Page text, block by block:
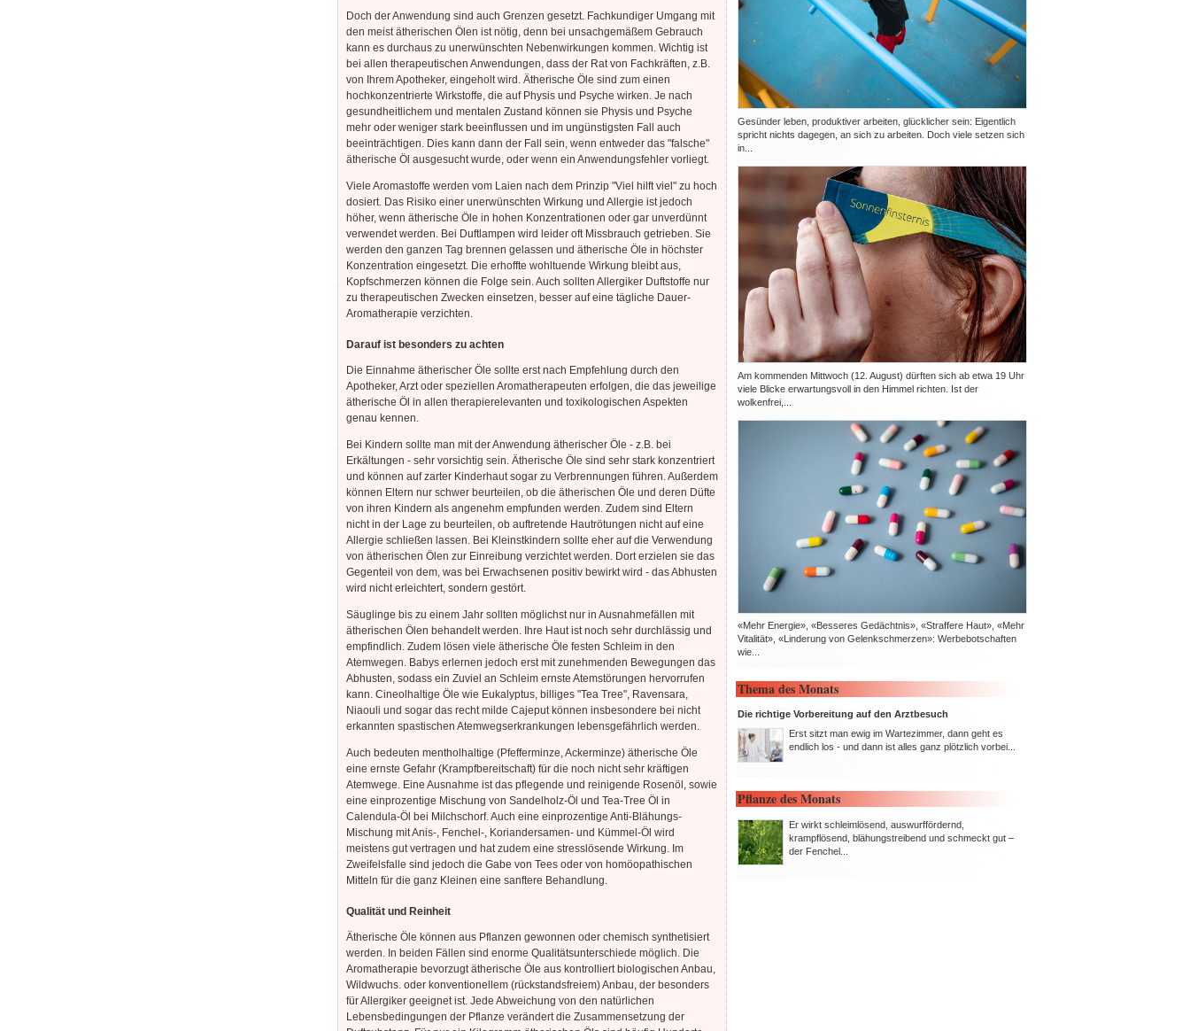
Doch der Anwendung sind auch Grenzen gesetzt. Fachkundiger Umgang mit
den meist ätherischen Ölen ist nötig, denn bei unsachgemäßem Gebrauch
kann es durchaus zu unerwünschten Nebenwirkungen kommen. Wichtig ist
bei allen therapeutischen Anwendungen, dass der Rat von Fachkräften, z.B.
von Ihrem Apotheker, eingeholt wird. Ätherische Öle sind zum einen
hochkonzentrierte Wirkstoffe, die auf Physis und Psyche wirken. Je nach
gesundheitlichem und mentalen Zustand können sie Physis und Psyche
mehr oder weniger stark beeinflussen und im ungünstigsten Fall auch
beeinträchtigen. Dies kann dann der Fall sein, wenn entweder das "falsche"
ätherische Öl ausgesucht wurde, oder wenn ein Anwendungsfehler vorliegt.
Viele Aromastoffe werden vom Laien nach dem Prinzip "Viel hilft viel" zu hoch
dosiert. Das Risiko einer unerwünschten Wirkung und Allergie ist jedoch
höher, wenn ätherische Öle in hohen Konzentrationen oder gar unverdünnt
verwendet werden. Bei Duftlampen wird leider oft Missbrauch getrieben. Sie
werden den ganzen Tag brennen gelassen und ätherische Öle in höchster
Konzentration eingesetzt. Die erhoffte wohltuende Wirkung bleibt aus,
Kopfschmerzen können die Folge sein. Auch sollten Allergiker Duftstoffe nur
zu therapeutischen Zwecken einsetzen, besser auf eine tägliche Dauer-
Aromatherapie verzichten.
Darauf ist besonders zu achten
Die Einnahme ätherischer Öle sollte erst nach Empfehlung durch den
Apotheker, Arzt oder speziellen Aromatherapeuten erfolgen, die das jeweilige
ätherische Öl in allen therapierelevanten und toxikologischen Aspekten
genau kennen.
Bei Kindern sollte man mit der Anwendung ätherischer Öle - z.B. bei
Erkältungen - sehr vorsichtig sein. Ätherische Öle sind sehr stark konzentriert
und können auf zarter Kinderhaut sogar zu Verbrennungen führen. Außerdem
können Eltern nur schwer beurteilen, ob die ätherischen Öle und deren Düfte
von ihren Kindern als angenehm empfunden werden. Zudem sind Eltern
nicht in der Lage zu beurteilen, ob auftretende Hautrötungen nicht auf eine
Allergie schließen lassen. Bei Kleinstkindern sollte eher auf die Verwendung
von ätherischen Ölen zur Einreibung verzichtet werden. Dort erzielen sie das
Gegenteil von dem, was bei Erwachsenen positiv bewirkt wird - das Abhusten
wird nicht erleichtert, sondern gestört.
Säuglinge bis zu einem Jahr sollten möglichst nur in Ausnahmefällen mit
ätherischen Ölen behandelt werden. Ihre Haut ist noch sehr durchlässig und
empfindlich. Zudem lösen viele ätherische Öle festen Schleim in den
Atemwegen. Babys erlernen jedoch erst mit zunehmenden Bewegungen das
Abhusten, sodass ein Zuviel an Schleim ernste Atemstörungen hervorrufen
kann. Cineolhaltige Öle wie Eukalyptus, billiges "Tea Tree", Ravensara,
Niaouli und sogar das recht milde Cajeput können insbesondere bei nicht
erkannten spastischen Atemwegserkrankungen lebensgefährlich werden.
Auch bedeuten mentholhaltige (Pfefferminze, Ackerminze) ätherische Öle
eine ernste Gefahr (Krampfbereitschaft) für die noch nicht sehr kräftigen
Atemwege. Eine Ausnahme ist das pflegende und reinigende Rosenöl, sowie
eine einprozentige Mischung von Sandelholz-Öl und Tea-Tree Öl in
Calendula-Öl bei Milchschorf. Auch eine einprozentige Anti-Blähungs-
Mischung mit Anis-, Fenchel-, Koriandersamen- und Kümmel-Öl wird
meistens gut vertragen und hat zudem eine stresslösende Wirkung. Im
Zweifelsfalle sind jedoch die Gabe von Tees oder von homöopathischen
Mitteln für die ganz Kleinen eine sanftere Behandlung.
Qualität und Reinheit
Ätherische Öle können aus Pflanzen gewonnen oder chemisch synthetisiert
werden. In beiden Fällen sind enorme Qualitätsunterschiede möglich. Die
Aromatherapie bevorzugt ätherische Öle aus kontrolliert biologischen Anbau,
Wildwuchs. oder konventionellem (rückstandsfreiem) Anbau, der besonders
für Allergiker geeignet ist. Jede Abweichung von den natürlichen
Lebensbedingungen der Pflanze verändert die Zusammensetzung der
Gesünder leben, produktiver arbeiten, glücklicher sein: Eigentlich
spricht nichts dagegen, an sich zu arbeiten. Doch viele setzen sich
in...
Am kommenden Mittwoch (12. August) dürften sich ab etwa 19 Uhr
viele Blicke erwartungsvoll in den Himmel richten. Ist der
wolkenfrei,...
«Mehr Energie», «Besseres Gedächtnis», «Straffere Haut», «Mehr
Vitalität», «Linderung von Gelenkschmerzen»: Werbebotschaften
wie...
Thema des Monats
Die richtige Vorbereitung auf den Arztbesuch
Erst sitzt man ewig im Wartezimmer, dann geht es
endlich los - und dann ist alles ganz plötzlich vorbei...
Pflanze des Monats
Er wirkt schleimlösend, auswurffördernd,
krampflösend, blähungstreibend und schmeckt gut –
der Fenchel...